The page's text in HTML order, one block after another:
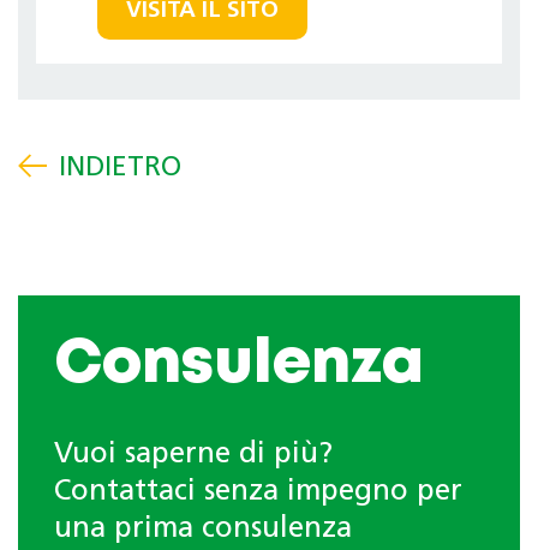
VISITA IL SITO
Consulenza
Vuoi saperne di più?
Contattaci senza impegno per
una prima consulenza